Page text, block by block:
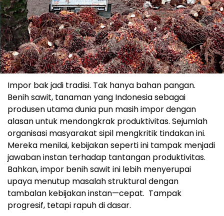
Impor bak jadi tradisi. Tak hanya bahan pangan.
Benih sawit, tanaman yang Indonesia sebagai
produsen utama dunia pun masih impor dengan
alasan untuk mendongkrak produktivitas. Sejumlah
organisasi masyarakat sipil mengkritik tindakan ini.
Mereka menilai, kebijakan seperti ini tampak menjadi
jawaban instan terhadap tantangan produktivitas.
Bahkan, impor benih sawit ini lebih menyerupai
upaya menutup masalah struktural dengan
tambalan kebijakan instan—cepat. Tampak
progresif, tetapi rapuh di dasar.